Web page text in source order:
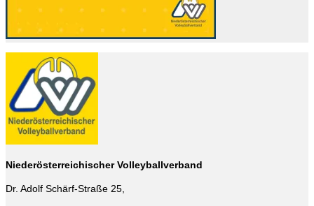
Niederösterreichischer Volleyballverband
Dr. Adolf Schärf-Straße 25,